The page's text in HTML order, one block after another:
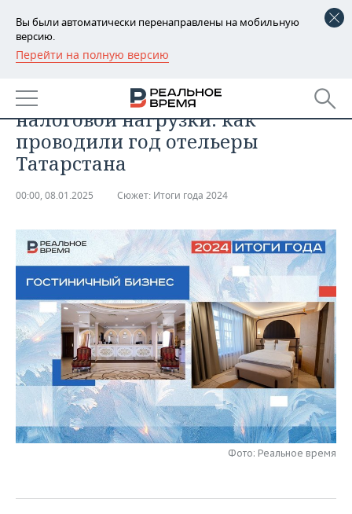
Вы были автоматически перенаправлены на мобильную
версию.
Перейти на полную версию
РЕГИОНЫ
БАШКОРТОСТАН
ТАТАРСТАН
УДМУРТИЯ
НОВОСТИ
АНАЛИТИКА
НОВОСТИ АНАЛИТИКИ
ДЕКЛАРАЦИИ О ДОХОДАХ
КОРОЛИ ГОСЗАКАЗА ПФО
ВУЗЫ ТАТАРСТАНА
КОМУ ПРИНАДЛЕЖАТ
ТОРГОВЫЕ ЦЕНТРЫ
ТАТАРСТАНА
ЭКОНОМИКА
НОВОСТИ ЭКОНОМИКИ
ФИНАНСЫ
БЮДЖЕТ
ИНВЕСТИЦИИ
ПРОМЫШЛЕННОСТЬ
НОВОСТИ
ПРОМЫШЛЕННОСТИ
АГРОПРОМ
МАШИНОСТРОЕНИЕ
НЕФТЕХИМИЯ
НЕФТЬ
ОПК
НЕДВИЖИМОСТЬ
НОВОСТИ НЕДВИЖИМОСТИ
АВТО
НОВОСТИ АВТО
БИЗНЕС
НОВОСТИ БИЗНЕСА
РОЗНИЧНАЯ ТОРГОВЛЯ
ТРАНСПОРТ
ТЕХНОЛОГИИ
НОВОСТИ ТЕХНОЛОГИЙ
IT
МЕРОПРИЯТИЯ
НОВОСТИ МЕРОПРИЯТИЙ
СПОРТ
Свыше 2 млн гостей и рост
налоговой нагрузки: как
проводили год отельеры
Татарстана
00:00, 08.01.2025 Сюжет: Итоги года 2024
Фото: Реальное время